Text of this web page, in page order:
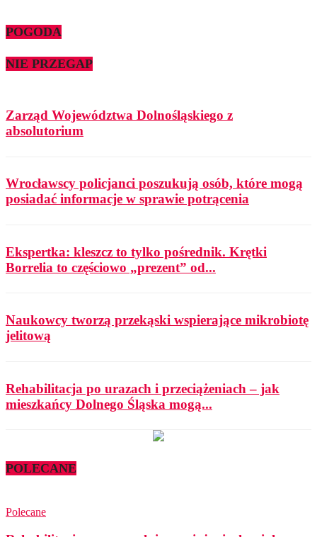
POGODA
NIE PRZEGAP
Zarząd Województwa Dolnośląskiego z
absolutorium
Wrocławscy policjanci poszukują osób, które mogą
posiadać informacje w sprawie potrącenia
Ekspertka: kleszcz to tylko pośrednik. Krętki
Borrelia to częściowo „prezent” od...
Naukowcy tworzą przekąski wspierające mikrobiotę
jelitową
Rehabilitacja po urazach i przeciążeniach – jak
mieszkańcy Dolnego Śląska mogą...
POLECANE
Polecane